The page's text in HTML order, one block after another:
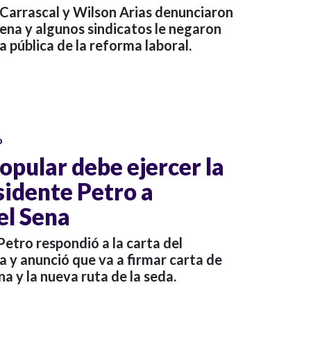
y Wilson Arias denunciaron
y algunos sindicatos le negaron
pública de la reforma laboral.
debe ejercer la
Petro a
Sena
respondió a la carta del
y anunció que va a firmar carta de
y la nueva ruta de la seda.